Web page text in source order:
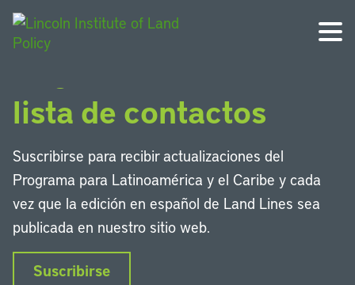
lista de contactos
Suscribirse para recibir actualizaciones del
Programa para Latinoamérica y el Caribe y cada
vez que la edición en español de Land Lines sea
publicada en nuestro sitio web.
Suscribirse